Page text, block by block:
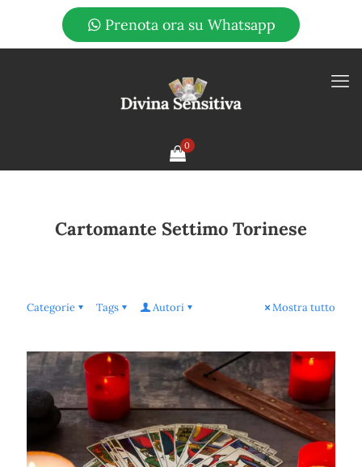
Prenota ora su Whatsapp
0
Cartomante Settimo Torinese
Categorie Tags Autori Mostra tutto